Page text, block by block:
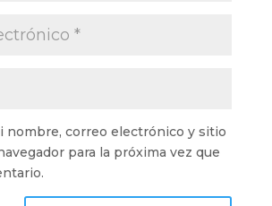
nombre, correo electrónico y sitio
para la próxima vez que